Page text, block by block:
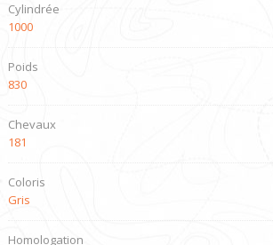
Cylindrée
1000
Poids
830
Chevaux
181
Coloris
Gris
Homologation